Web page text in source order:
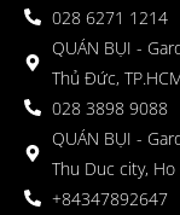
028 6271 1214
QUÁN BỤI -
Thủ Đức,
028 3898 9088
QUÁN BỤI -
Thu Duc city,
+84347892647